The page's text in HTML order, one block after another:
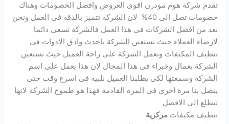
تقدم شركة هوم مودرن اقوى العروض وافضل الخصومات وهناك
خصومات تصل الى 40% لان الشركة تتميز بالدقة فى العمل ونحن
نعد من افضل الشركات فى هذا العمل فالشركة تسعى دائما
لارضاء العملاء حيث تستعين الشركة باحدث وادق الادوات فى
تنظيف المكيفات وتعمل الشركة على راحة العميل حيث تستعين
الشركة بعمال وخبراء فى هذا المجال لان هذا يعمل على اسم
الشركة وسمعتها لكى يطلبنا العميل نلبية فى اسرع وقت حتى
يتصل بنا مرة اخرى فى المرة القادمة فهذا هو طموح الشركة لانها
تتطلع الى الافضل
تنظيف مكيفاتمركزية